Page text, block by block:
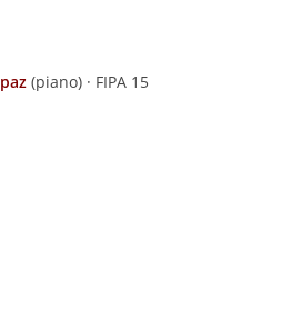
(piano) · FIPA 15